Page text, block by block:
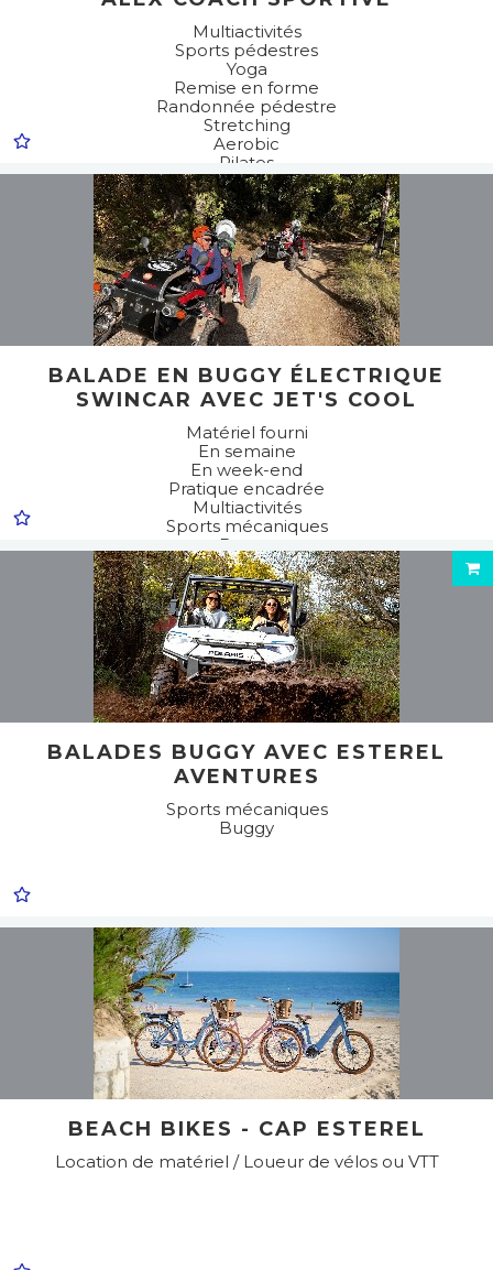
Multiactivités
Sports pédestres
Yoga
Remise en forme
Randonnée pédestre
Stretching
Aerobic
Pilates
Forme
Cross training
Gym douce
Marche active
BALADE EN BUGGY ÉLECTRIQUE
SWINCAR AVEC JET'S COOL
Matériel fourni
En semaine
En week-end
Pratique encadrée
Multiactivités
Sports mécaniques
Buggy
BALADES BUGGY AVEC ESTEREL
AVENTURES
Sports mécaniques
Buggy
BEACH BIKES - CAP ESTEREL
Location de matériel / Loueur de vélos ou VTT